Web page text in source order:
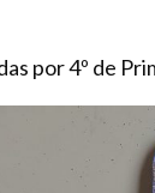
por 4º de